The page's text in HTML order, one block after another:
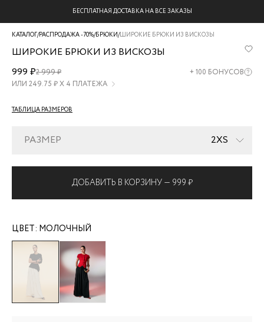
БЕСПЛАТНАЯ ДОСТАВКА НА ВСЕ ЗАКАЗЫ
КАТАЛОГ/РАСПРОДАЖА -70%/БРЮКИ/ШИРОКИЕ БРЮКИ ИЗ ВИСКОЗЫ
ШИРОКИЕ БРЮКИ ИЗ ВИСКОЗЫ
ZR2605022102-
60
999 ₽2 999 ₽ +100 БОНУСОВ
ИЛИ 249.75 ₽ Х 4 ПЛАТЕЖА
ТАБЛИЦА РАЗМЕРОВ
РАЗМЕР 2XS
ДОБАВИТЬ В КОРЗИНУ — 999 ₽
ЦВЕТ: МОЛОЧНЫЙ